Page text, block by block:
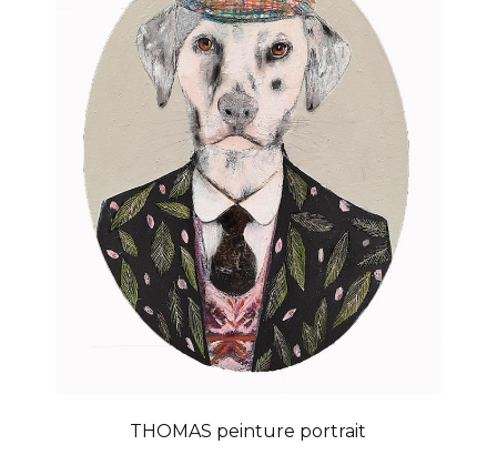
THOMAS peinture portrait